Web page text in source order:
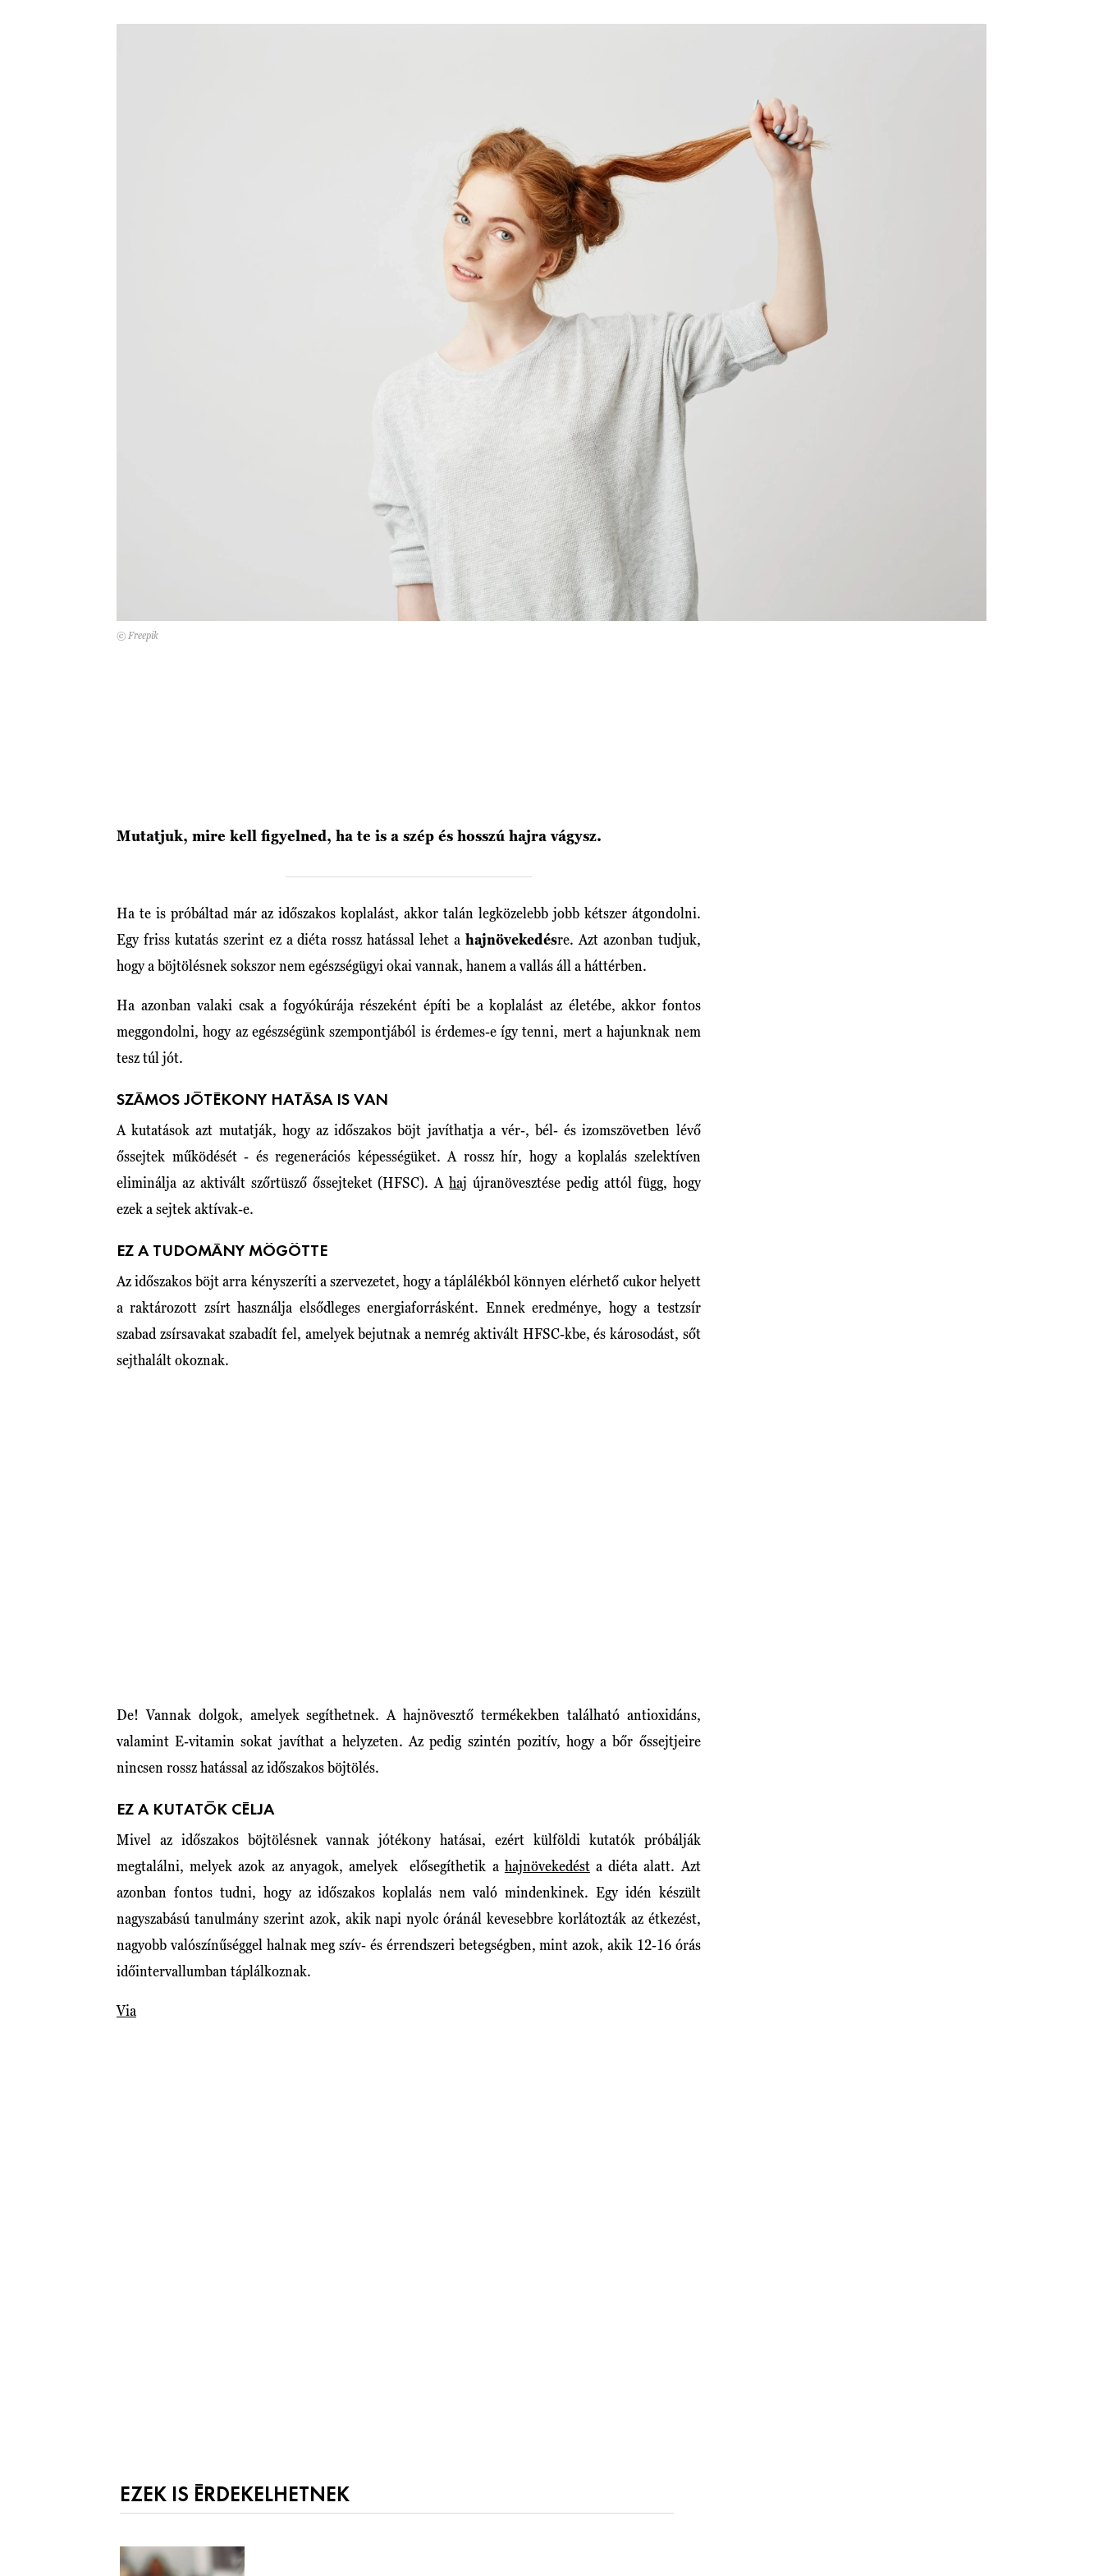
© Freepik
Mutatjuk, mire kell figyelned, ha te is a szép és hosszú hajra vágysz.
Ha te is próbáltad már az időszakos koplalást, akkor talán legközelebb jobb kétszer átgondolni.
Egy friss kutatás szerint ez a diéta rossz hatással lehet a hajnövekedésre. Azt azonban tudjuk,
hogy a böjtölésnek sokszor nem egészségügyi okai vannak, hanem a vallás áll a háttérben.
Ha azonban valaki csak a fogyókúrája részeként építi be a koplalást az életébe, akkor fontos
meggondolni, hogy az egészségünk szempontjából is érdemes-e így tenni, mert a hajunknak nem
tesz túl jót.
SZÁMOS JÓTÉKONY HATÁSA IS VAN
A kutatások azt mutatják, hogy az időszakos böjt javíthatja a vér-, bél- és izomszövetben lévő
őssejtek működését - és regenerációs képességüket. A rossz hír, hogy a koplalás szelektíven
eliminálja az aktivált szőrtüsző őssejteket (HFSC). Ahaj újranövesztése pedig attól függ, hogy
ezek a sejtek aktívak-e.
EZ A TUDOMÁNY MÖGÖTTE
Az időszakos böjt arra kényszeríti a szervezetet, hogy a táplálékból könnyen elérhető cukor helyett
a raktározott zsírt használja elsődleges energiaforrásként. Ennek eredménye, hogy a testzsír
szabad zsírsavakat szabadít fel, amelyek bejutnak a nemrég aktivált HFSC-kbe, és károsodást, sőt
sejthalált okoznak.
De! Vannak dolgok, amelyek segíthetnek. A hajnövesztő termékekben található antioxidáns,
valamint E-vitamin sokat javíthat a helyzeten. Az pedig szintén pozitív, hogy a bőr őssejtjeire
nincsen rossz hatással az időszakos böjtölés.
EZ A KUTATÓK CÉLJA
Mivel az időszakos böjtölésnek vannak jótékony hatásai, ezért külföldi kutatók próbálják
megtalálni, melyek azok az anyagok, amelyek elősegíthetik a hajnövekedésta diéta alatt. Azt
azonban fontos tudni, hogy az időszakos koplalás nem való mindenkinek. Egy idén készült
nagyszabású tanulmány szerint azok, akik napi nyolc óránál kevesebbre korlátozták az étkezést,
nagyobb valószínűséggel halnak meg szív- és érrendszeri betegségben, mint azok, akik 12-16 órás
időintervallumban táplálkoznak.
Via
EZEK IS ÉRDEKELHETNEK